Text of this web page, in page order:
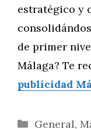
estratégico y
de primer
Málaga? Te
publicidad
Categorías
General,